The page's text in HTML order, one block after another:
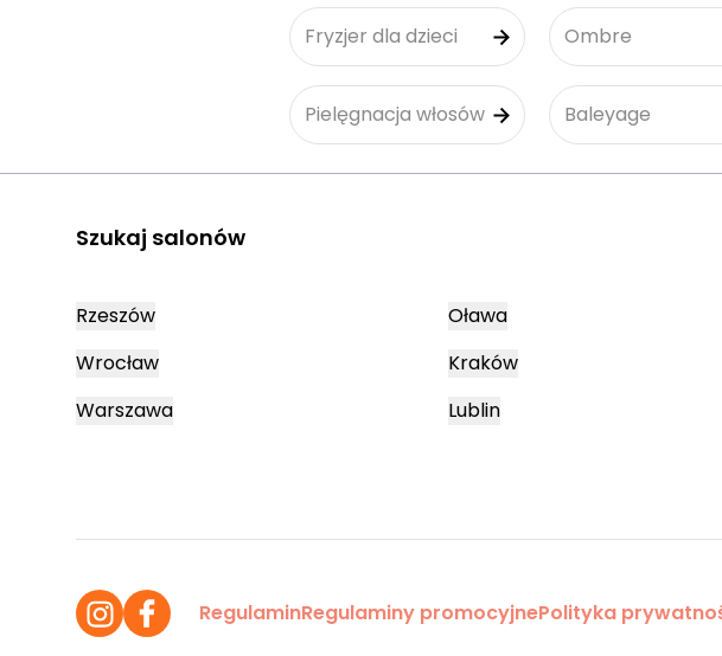
Fryzjer dla dzieci Ombre
Pielęgnacja włosów Baleyage
Szukaj salonów
Rzeszów
Wrocław
Warszawa
Oława
Kraków
Lublin
RegulaminRegulaminy promocyjnePolityka